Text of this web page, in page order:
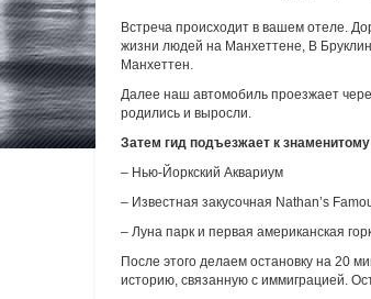
Встреча происходит в вашем отеле.
жизни людей на Манхеттене, В
Манхеттен.
Далее наш автомобиль проезжает
родились и выросли.
Затем гид подъезжает к
– Нью-Йоркский Аквариум
– Известная закусочная Nathan’s
– Луна парк и первая американская
После этого делаем остановку на 20
историю, связанную с иммиграцией.